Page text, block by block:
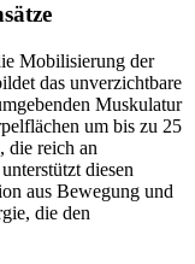
Mobilisierung der
das unverzichtbare
Muskulatur
um bis zu 25
die reich an
diesen
aus Bewegung und
die den